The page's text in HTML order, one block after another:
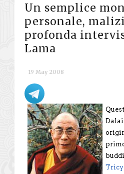
Un semplice
personale,
profonda
Lama
19 May 2008
Dalai